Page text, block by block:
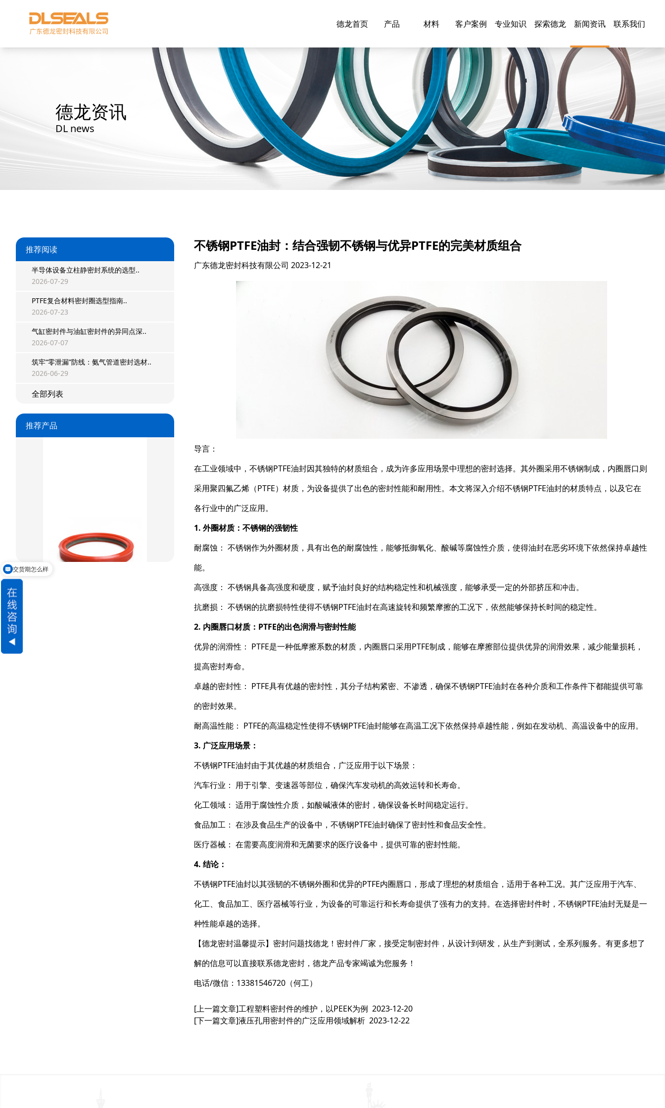
德龙首页 产品 材料 客户案例 专业知识 探索德龙 新闻资讯 联系我们
德龙资讯
DL news
推荐阅读
半导体设备立柱静密封系统的选型..
2026-07-29
PTFE复合材料密封圈选型指南..
2026-07-23
气缸密封件与油缸密封件的异同点深..
2026-07-07
筑牢“零泄漏”防线：氨气管道密封选材..
2026-06-29
全部列表
推荐产品
阶梯组合封
星型双O组合
阶梯组合封
不锈钢PTFE油封：结合强韧不锈钢与优异PTFE的完美材质组合
广东德龙密封科技有限公司 2023-12-21
导言：
在工业领域中，不锈钢PTFE油封因其独特的材质组合，成为许多应用场景中理想的密封选择。其外圈采用不锈钢制成，内圈唇口则
采用聚四氟乙烯（PTFE）材质，为设备提供了出色的密封性能和耐用性。本文将深入介绍不锈钢PTFE油封的材质特点，以及它在
各行业中的广泛应用。
1. 外圈材质：不锈钢的强韧性
耐腐蚀： 不锈钢作为外圈材质，具有出色的耐腐蚀性，能够抵御氧化、酸碱等腐蚀性介质，使得油封在恶劣环境下依然保持卓越性
能。
高强度： 不锈钢具备高强度和硬度，赋予油封良好的结构稳定性和机械强度，能够承受一定的外部挤压和冲击。
抗磨损： 不锈钢的抗磨损特性使得不锈钢PTFE油封在高速旋转和频繁摩擦的工况下，依然能够保持长时间的稳定性。
2. 内圈唇口材质：PTFE的出色润滑与密封性能
优异的润滑性： PTFE是一种低摩擦系数的材质，内圈唇口采用PTFE制成，能够在摩擦部位提供优异的润滑效果，减少能量损耗，
提高密封寿命。
卓越的密封性： PTFE具有优越的密封性，其分子结构紧密、不渗透，确保不锈钢PTFE油封在各种介质和工作条件下都能提供可靠
的密封效果。
耐高温性能： PTFE的高温稳定性使得不锈钢PTFE油封能够在高温工况下依然保持卓越性能，例如在发动机、高温设备中的应用。
3. 广泛应用场景：
不锈钢PTFE油封由于其优越的材质组合，广泛应用于以下场景：
汽车行业： 用于引擎、变速器等部位，确保汽车发动机的高效运转和长寿命。
化工领域： 适用于腐蚀性介质，如酸碱液体的密封，确保设备长时间稳定运行。
食品加工： 在涉及食品生产的设备中，不锈钢PTFE油封确保了密封性和食品安全性。
医疗器械： 在需要高度润滑和无菌要求的医疗设备中，提供可靠的密封性能。
4. 结论：
不锈钢PTFE油封以其强韧的不锈钢外圈和优异的PTFE内圈唇口，形成了理想的材质组合，适用于各种工况。其广泛应用于汽车、
化工、食品加工、医疗器械等行业，为设备的可靠运行和长寿命提供了强有力的支持。在选择密封件时，不锈钢PTFE油封无疑是一
种性能卓越的选择。
【德龙密封温馨提示】密封问题找德龙！密封件厂家，接受定制密封件，从设计到研发，从生产到测试，全系列服务。有更多想了
解的信息可以直接联系德龙密封，德龙产品专家竭诚为您服务！
电话/微信：13381546720（何工）
[上一篇文章]工程塑料密封件的维护，以PEEK为例 2023-12-20
[下一篇文章]液压孔用密封件的广泛应用领域解析 2023-12-22
交货期怎么样